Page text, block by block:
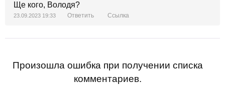
Ще кого, Володя?
23.09.2023 19:33 Ответить Ссылка
Произошла ошибка при получении списка
комментариев.